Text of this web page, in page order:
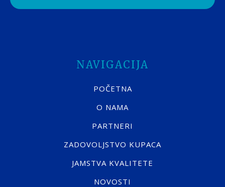
NAVIGACIJA
POČETNA
O NAMA
PARTNERI
ZADOVOLJSTVO KUPACA
JAMSTVA KVALITETE
NOVOSTI